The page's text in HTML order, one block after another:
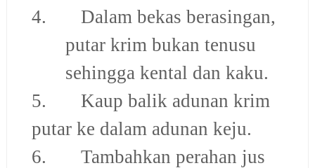
4. Dalam bekas berasingan,
putar krim bukan tenusu
sehingga kental dan kaku.
5. Kaup balik adunan krim
putar ke dalam adunan keju.
6. Tambahkan perahan jus